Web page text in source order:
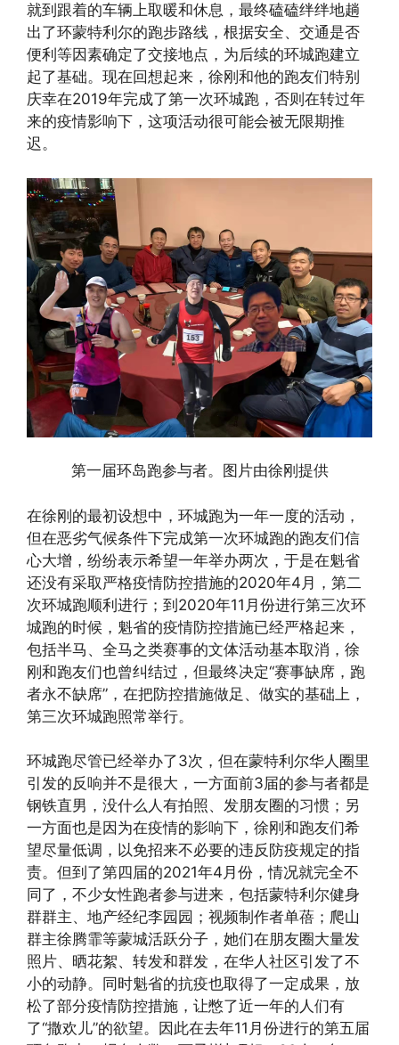
就到跟着的车辆上取暖和休息，最终磕磕绊绊地趟
出了环蒙特利尔的跑步路线，根据安全、交通是否
便利等因素确定了交接地点，为后续的环城跑建立
起了基础。现在回想起来，徐刚和他的跑友们特别
庆幸在2019年完成了第一次环城跑，否则在转过年
来的疫情影响下，这项活动很可能会被无限期推
迟。
第一届环岛跑参与者。图片由徐刚提供
在徐刚的最初设想中，环城跑为一年一度的活动，
但在恶劣气候条件下完成第一次环城跑的跑友们信
心大增，纷纷表示希望一年举办两次，于是在魁省
还没有采取严格疫情防控措施的2020年4月，第二
次环城跑顺利进行；到2020年11月份进行第三次环
城跑的时候，魁省的疫情防控措施已经严格起来，
包括半马、全马之类赛事的文体活动基本取消，徐
刚和跑友们也曾纠结过，但最终决定“赛事缺席，跑
者永不缺席”，在把防控措施做足、做实的基础上，
第三次环城跑照常举行。
环城跑尽管已经举办了3次，但在蒙特利尔华人圈里
引发的反响并不是很大，一方面前3届的参与者都是
钢铁直男，没什么人有拍照、发朋友圈的习惯；另
一方面也是因为在疫情的影响下，徐刚和跑友们希
望尽量低调，以免招来不必要的违反防疫规定的指
责。但到了第四届的2021年4月份，情况就完全不
同了，不少女性跑者参与进来，包括蒙特利尔健身
群群主、地产经纪李园园；视频制作者单蓓；爬山
群主徐腾霏等蒙城活跃分子，她们在朋友圈大量发
照片、晒花絮、转发和群发，在华人社区引发了不
小的动静。同时魁省的抗疫也取得了一定成果，放
松了部分疫情防控措施，让憋了近一年的人们有
了“撒欢儿”的欲望。因此在去年11月份进行的第五届